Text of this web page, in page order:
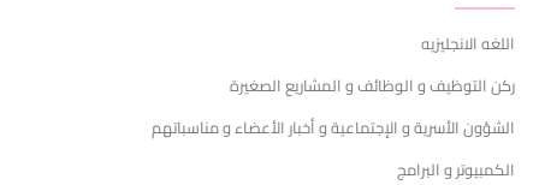
اللغه الانجليزيه
ركن التوظيف و الوظائف و المشاريع الصغيرة
الشؤون الأسرية و الإجتماعية و أخبار الأعضاء و مناسباتهم
الكمبيوتر و البرامج